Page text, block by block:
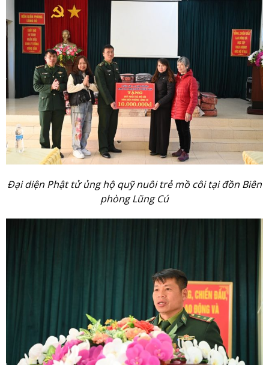
Đại diện Phật tử ủng hộ quỹ nuôi trẻ mồ côi tại đồn Biên
phòng Lũng Cú